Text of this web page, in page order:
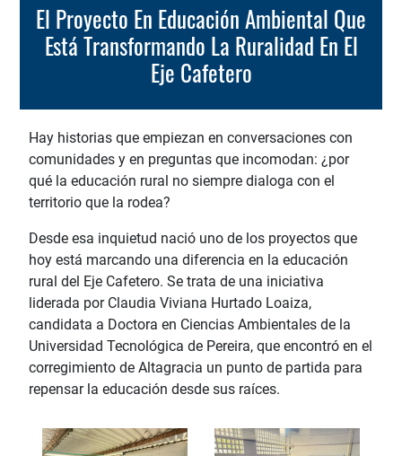
El Proyecto En Educación Ambiental Que
Está Transformando La Ruralidad En El
Eje Cafetero
Hay historias que empiezan en conversaciones con
comunidades y en preguntas que incomodan: ¿por
qué la educación rural no siempre dialoga con el
territorio que la rodea?
Desde esa inquietud nació uno de los proyectos que
hoy está marcando una diferencia en la educación
rural del Eje Cafetero. Se trata de una iniciativa
liderada por Claudia Viviana Hurtado Loaiza,
candidata a Doctora en Ciencias Ambientales de la
Universidad Tecnológica de Pereira, que encontró en el
corregimiento de Altagracia un punto de partida para
repensar la educación desde sus raíces.